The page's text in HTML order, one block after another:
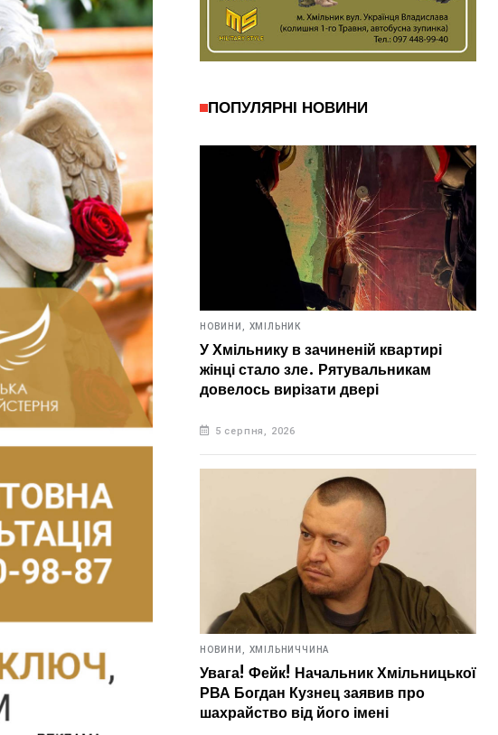
ПОПУЛЯРНІ НОВИНИ
НОВИНИ, ХМІЛЬНИК
У Хмільнику в зачиненій квартирі
жінці стало зле. Рятувальникам
довелось вирізати двері
5 серпня, 2026
НОВИНИ, ХМІЛЬНИЧЧИНА
Увага! Фейк! Начальник Хмільницької
РВА Богдан Кузнец заявив про
шахрайство від його імені